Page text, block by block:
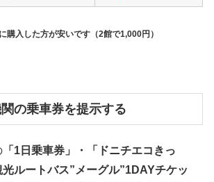
入した方が安いです（2館で1,000円）
の乗車券を提示する
「1日乗車券」・「ドニチエコきっ
ルートバス”メーグル”1DAYチケッ